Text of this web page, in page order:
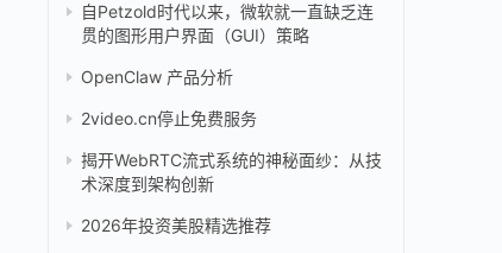
自Petzold时代以来，微软就一直缺乏连
贯的图形用户界面（GUI）策略
OpenClaw 产品分析
2video.cn停止免费服务
揭开WebRTC流式系统的神秘面纱：从技
术深度到架构创新
2026年投资美股精选推荐